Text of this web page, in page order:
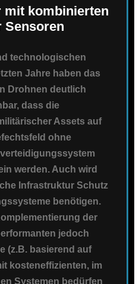
mit kombinierten
Sensoren
technologischen
Jahre haben das
Drohnen deutlich
dass die
Assets auf
ohne
werden. Auch wird
Infrastruktur Schutz
benötigen.
der
jedoch
(z.B. basierend auf
kosteneffizienten, im
Systemen bedürfen